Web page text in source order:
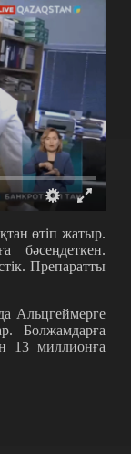
өтіп жатыр.
Препаратты
Альцгеймерге
Болжамдарға
13 миллионға